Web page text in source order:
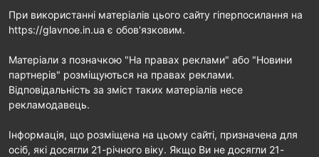
При використанні матеріалів цього сайту гіперпосилання на
https://glavnoe.in.ua є обов'язковим.
Матеріали з позначкою "На правах реклами" або "Новини
партнерів" розміщуються на правах реклами.
Відповідальність за зміст таких матеріалів несе
рекламодавець.
Інформація, що розміщена на цьому сайті, призначена для
осіб, які досягли 21-річного віку. Якщо Ви не досягли 21-